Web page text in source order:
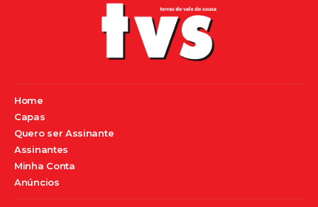
Home
Capas
Quero ser Assinante
Assinantes
Minha Conta
Anúncios